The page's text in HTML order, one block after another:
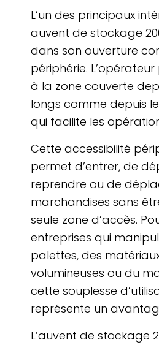
L’un des principaux
auvent de stockage
dans son ouverture
périphérie.
à la zone couverte
longs comme depuis
qui facilite les
Cette accessibilité
permet d’entrer, de
reprendre ou de
marchandises sans
seule zone d’accès.
entreprises qui
palettes, des
volumineuses ou du
cette souplesse
représente un
L’auvent de stockage